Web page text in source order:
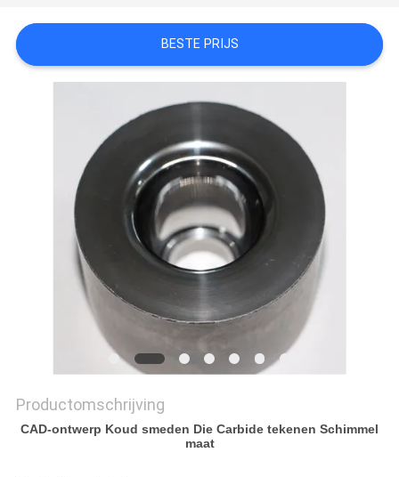
PRIVACYBELEIDBESTE PRIJS
Productomschrijving
CAD-ontwerp Koud smeden Die Carbide tekenen Schimmel
maat